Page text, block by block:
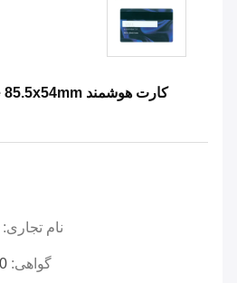
نام تجاری:
گواهی: